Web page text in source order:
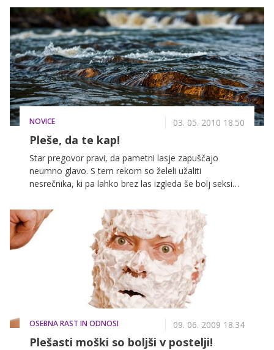
spletene tesno ob glavi, namreč lahko povzročajo
plešavost. In te si prav nobena predstavnica nežnega
spola ne želi.
NOVICE 03. 05. 2010 18.50
Pleše, da te kap!
Star pregovor pravi, da pametni lasje zapuščajo
neumno glavo. S tem rekom so želeli užaliti
nesrečnika, ki pa lahko brez las izgleda še bolj seksi
OSEBNA RAST IN ODNOSI 09. 06. 2009 18.34
Plešasti moški so boljši v postelji!